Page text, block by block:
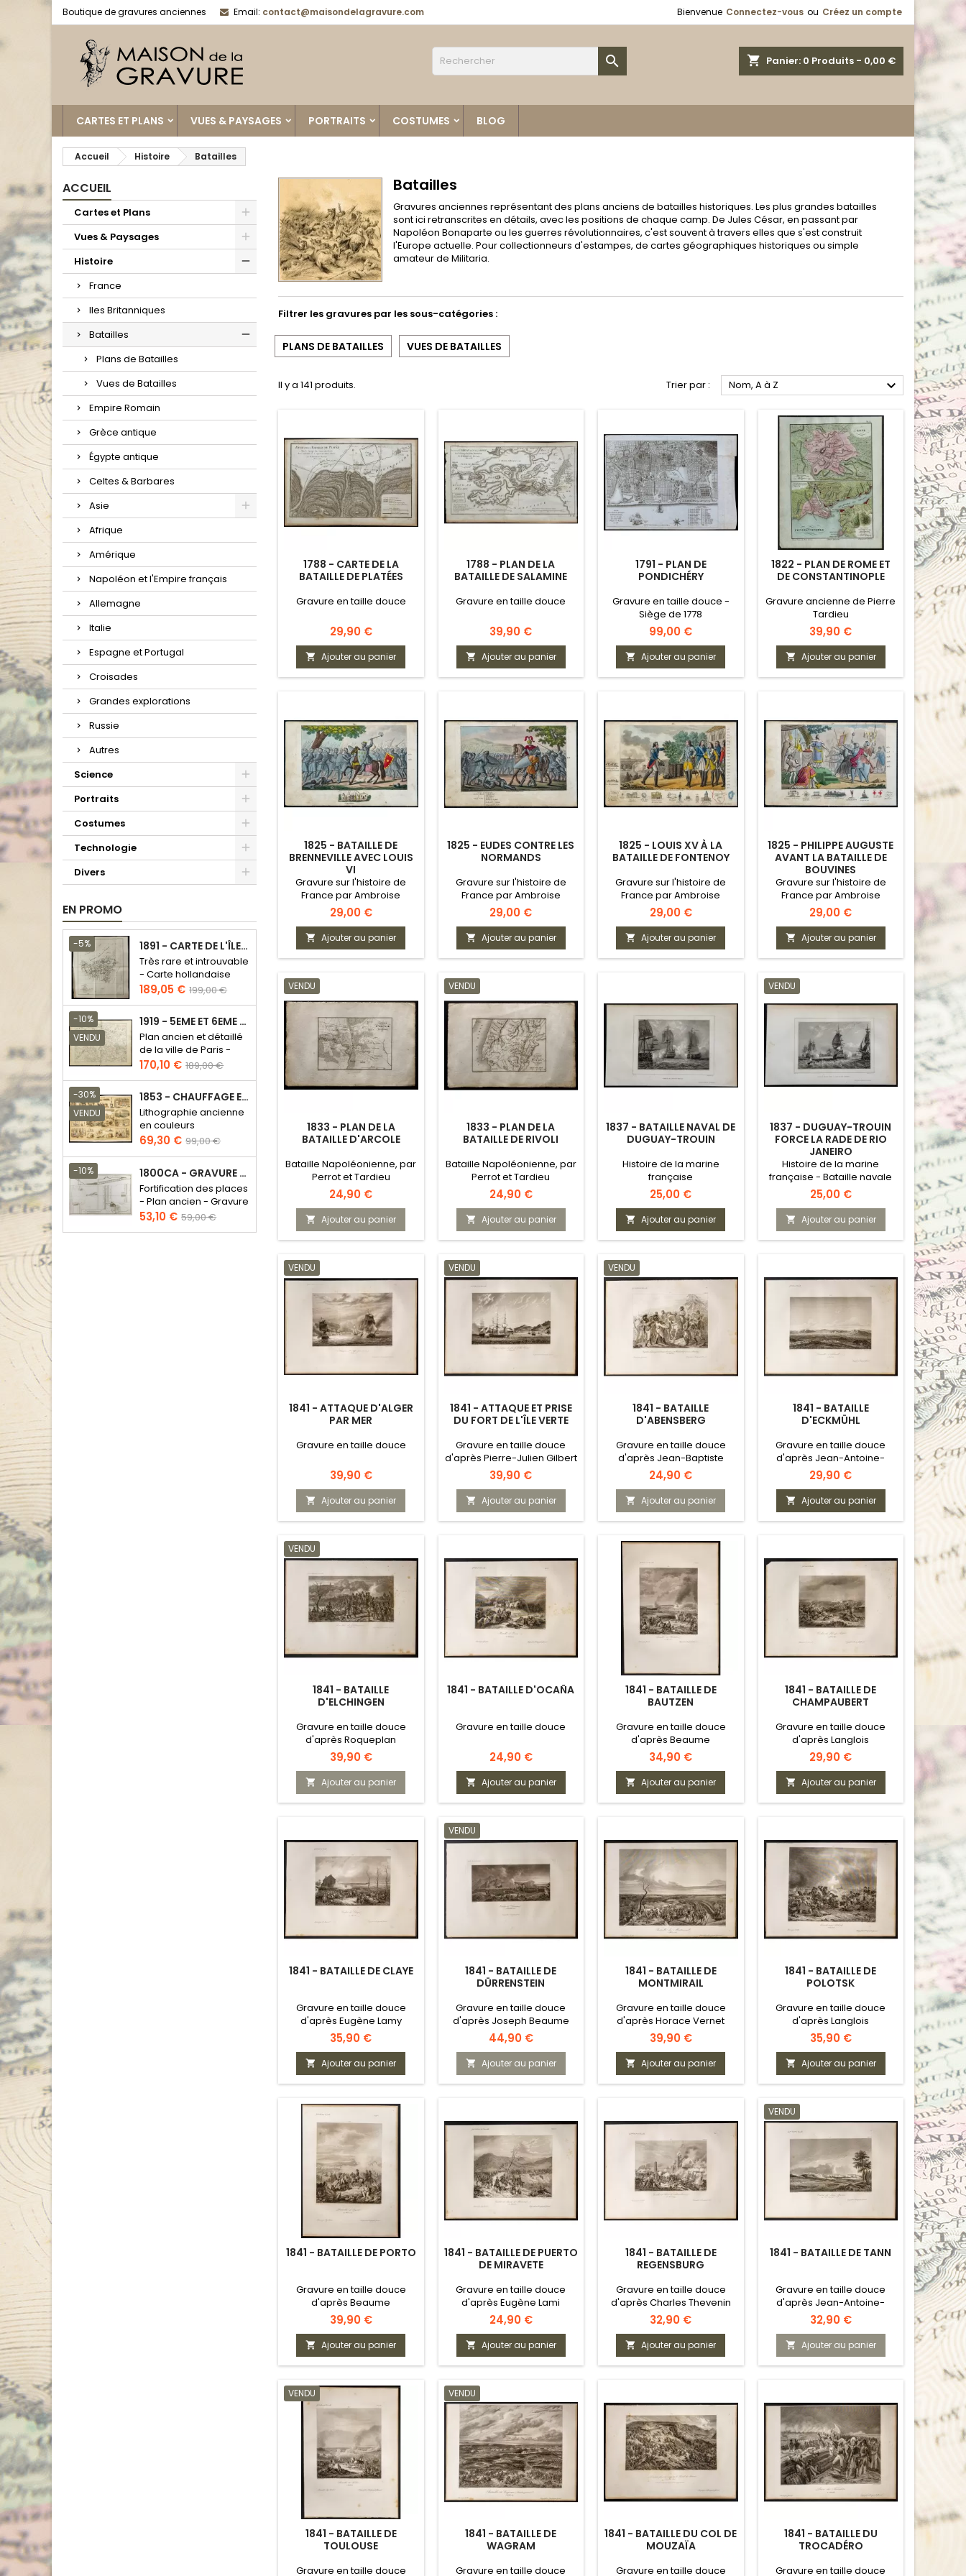
Boutique de gravures anciennes Email: contact@maisondelagravure.com Bienvenue Connectez-vous ou Créez un compte
shopping_cart Panier: 0 Produits - 0,00 €

CARTES ET PLANS VUES & PAYSAGES PORTRAITS COSTUMES BLOG
Accueil Histoire Batailles
ACCUEIL
Cartes et Plans
Vues & Paysages
Histoire
France
Iles Britanniques
Batailles
Plans de Batailles
Vues de Batailles
Empire Romain
Grèce antique
Égypte antique
Celtes & Barbares
Asie
Afrique
Amérique
Napoléon et l'Empire français
Allemagne
Italie
Espagne et Portugal
Croisades
Grandes explorations
Russie
Autres
Science
Portraits
Costumes
Technologie
Divers
EN PROMO
-5% 1891 - CARTE DE L'ÎLE DE BORNÉO
Très rare et introuvable
- Carte hollandaise
Prix
189,05 € Prix
de
base
199,00 €
-10%
VENDU
1919 - 5EME ET 6EME ARRONDISSEMENT DE PARIS
Plan ancien et détaillé
de la ville de Paris -
Odéon - Sorbonne
Prix
170,10 € Prix
de
base
189,00 €
-30%
VENDU
1853 - CHAUFFAGE ET ÉCLAIRAGE (LITHOGRAPHIE)
Lithographie ancienne
en couleurs
Prix
69,30 € Prix
de
base
99,00 €
-10% 1800CA - GRAVURE ARCHITECTURE MILITAIRE - ATTAQUE ET DÉFENSE
Fortification des places
- Plan ancien - Gravure
en taille douce
Prix
53,10 € Prix
de
59,00 €
Batailles
Gravures anciennes représentant des plans anciens de batailles historiques. Les plus grandes batailles
sont ici retranscrites en détails, avec les positions de chaque camp. De Jules César, en passant par
Napoléon Bonaparte ou les guerres révolutionnaires, c'est souvent à travers elles que s'est construit
l'Europe actuelle. Pour collectionneurs d'estampes, de cartes géographiques historiques ou simple
amateur de Militaria.
Filtrer les gravures par les sous-catégories :
PLANS DE BATAILLES VUES DE BATAILLES
Il y a 141 produits. Trier par : Nom, A à Z 
1788 - CARTE DE LA
BATAILLE DE PLATÉES
Gravure en taille douce
Prix
29,90 €
 Ajouter au panier
1788 - PLAN DE LA
BATAILLE DE SALAMINE
Gravure en taille douce
Prix
39,90 €
 Ajouter au panier
1791 - PLAN DE
PONDICHÉRY
Gravure en taille douce -
Siège de 1778
Prix
99,00 €
 Ajouter au panier
1822 - PLAN DE ROME ET
DE CONSTANTINOPLE
Gravure ancienne de Pierre
Tardieu
Prix
39,90 €
 Ajouter au panier
1825 - BATAILLE DE
BRENNEVILLE AVEC LOUIS
VI
Gravure sur l'histoire de
France par Ambroise
Tardieu
Prix
29,00 €
 Ajouter au panier
1825 - EUDES CONTRE LES
NORMANDS
Gravure sur l'histoire de
France par Ambroise
Tardieu
Prix
29,00 €
 Ajouter au panier
1825 - LOUIS XV À LA
BATAILLE DE FONTENOY
Gravure sur l'histoire de
France par Ambroise
Tardieu
Prix
29,00 €
 Ajouter au panier
1825 - PHILIPPE AUGUSTE
AVANT LA BATAILLE DE
BOUVINES
Gravure sur l'histoire de
France par Ambroise
Tardieu
Prix
29,00 €
 Ajouter au panier
VENDU
1833 - PLAN DE LA
BATAILLE D'ARCOLE
Bataille Napoléonienne, par
Perrot et Tardieu
Prix
24,90 €
 Ajouter au panier
VENDU
1833 - PLAN DE LA
BATAILLE DE RIVOLI
Bataille Napoléonienne, par
Perrot et Tardieu
Prix
24,90 €
 Ajouter au panier
1837 - BATAILLE NAVAL DE
DUGUAY-TROUIN
Histoire de la marine
française
Prix
25,00 €
 Ajouter au panier
VENDU
1837 - DUGUAY-TROUIN
FORCE LA RADE DE RIO
JANEIRO
Histoire de la marine
française - Bataille navale
Prix
25,00 €
 Ajouter au panier
VENDU
1841 - ATTAQUE D'ALGER
PAR MER
Gravure en taille douce
Prix
39,90 €
 Ajouter au panier
VENDU
1841 - ATTAQUE ET PRISE
DU FORT DE L'ÎLE VERTE
Gravure en taille douce
d'après Pierre-Julien Gilbert
Prix
39,90 €
 Ajouter au panier
VENDU
1841 - BATAILLE
D'ABENSBERG
Gravure en taille douce
d'après Jean-Baptiste
Debret
Prix
24,90 €
 Ajouter au panier
1841 - BATAILLE
D'ECKMÜHL
Gravure en taille douce
d'après Jean-Antoine-
Siméon Fort
Prix
29,90 €
 Ajouter au panier
VENDU
1841 - BATAILLE
D'ELCHINGEN
Gravure en taille douce
d'après Roqueplan
Prix
39,90 €
 Ajouter au panier
1841 - BATAILLE D'OCAÑA
Gravure en taille douce
Prix
24,90 €
 Ajouter au panier
1841 - BATAILLE DE
BAUTZEN
Gravure en taille douce
d'après Beaume
Prix
34,90 €
 Ajouter au panier
1841 - BATAILLE DE
CHAMPAUBERT
Gravure en taille douce
d'après Langlois
Prix
29,90 €
 Ajouter au panier
1841 - BATAILLE DE CLAYE
Gravure en taille douce
d'après Eugène Lamy
Prix
35,90 €
 Ajouter au panier
VENDU
1841 - BATAILLE DE
DÜRRENSTEIN
Gravure en taille douce
d'après Joseph Beaume
Prix
44,90 €
 Ajouter au panier
1841 - BATAILLE DE
MONTMIRAIL
Gravure en taille douce
d'après Horace Vernet
Prix
39,90 €
 Ajouter au panier
1841 - BATAILLE DE
POLOTSK
Gravure en taille douce
d'après Langlois
Prix
35,90 €
 Ajouter au panier
1841 - BATAILLE DE PORTO
Gravure en taille douce
d'après Beaume
Prix
39,90 €
 Ajouter au panier
1841 - BATAILLE DE PUERTO
DE MIRAVETE
Gravure en taille douce
d'après Eugène Lami
Prix
24,90 €
 Ajouter au panier
1841 - BATAILLE DE
REGENSBURG
Gravure en taille douce
d'après Charles Thevenin
Prix
32,90 €
 Ajouter au panier
VENDU
1841 - BATAILLE DE TANN
Gravure en taille douce
d'après Jean-Antoine-
Siméon Fort
Prix
32,90 €
 Ajouter au panier
VENDU
1841 - BATAILLE DE
TOULOUSE
Gravure en taille douce
VENDU
1841 - BATAILLE DE
WAGRAM
Gravure en taille douce
1841 - BATAILLE DU COL DE
MOUZAÏA
Gravure en taille douce
1841 - BATAILLE DU
TROCADÉRO
Gravure en taille douce